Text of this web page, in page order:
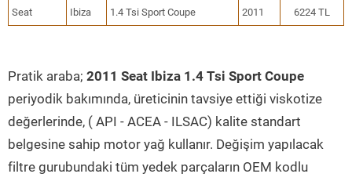
Seat Ibiza 1.4 Tsi Sport Coupe 2011 6224 TL
Pratik araba; 2011 Seat Ibiza 1.4 Tsi Sport Coupe
periyodik bakımında, üreticinin tavsiye ettiği viskotize
değerlerinde, ( API - ACEA - ILSAC) kalite standart
belgesine sahip motor yağ kullanır. Değişim yapılacak
filtre gurubundaki tüm yedek parçaların OEM kodlu